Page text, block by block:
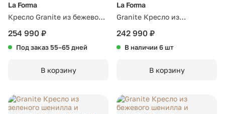
La Forma
Кресло Granite из бежевой
синели и массива ясеня с
254 990 ₽
Под заказ 55–65 дней
В корзину
La Forma
Granite Кресло из
терракотового шенилла и
242 990 ₽
В наличии 6 шт
В корзину